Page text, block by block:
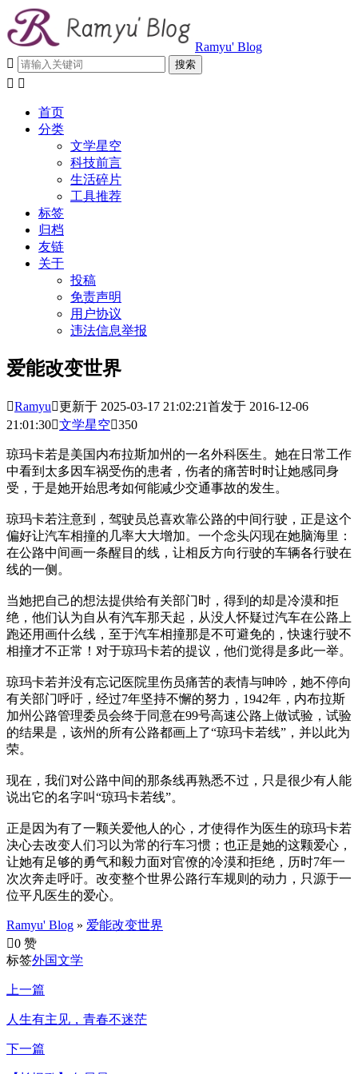
Ramyu' Blog

 
首页
分类
文学星空
科技前言
生活碎片
工具推荐
标签
归档
友链
关于
投稿
免责声明
用户协议
违法信息举报
爱能改变世界
Ramyu更新于 2025-03-17 21:02:21首发于 2016-12-06
21:01:30文学星空350
琼玛卡若是美国内布拉斯加州的一名外科医生。她在日常工作
中看到太多因车祸受伤的患者，伤者的痛苦时时让她感同身
受，于是她开始思考如何能减少交通事故的发生。
琼玛卡若注意到，驾驶员总喜欢靠公路的中间行驶，正是这个
偏好让汽车相撞的几率大大增加。一个念头闪现在她脑海里：
在公路中间画一条醒目的线，让相反方向行驶的车辆各行驶在
线的一侧。
当她把自己的想法提供给有关部门时，得到的却是冷漠和拒
绝，他们认为自从有汽车那天起，从没人怀疑过汽车在公路上
跑还用画什么线，至于汽车相撞那是不可避免的，快速行驶不
相撞才不正常！对于琼玛卡若的提议，他们觉得是多此一举。
琼玛卡若并没有忘记医院里伤员痛苦的表情与呻吟，她不停向
有关部门呼吁，经过7年坚持不懈的努力，1942年，内布拉斯
加州公路管理委员会终于同意在99号高速公路上做试验，试验
的结果是，该州的所有公路都画上了“琼玛卡若线”，并以此为
荣。
现在，我们对公路中间的那条线再熟悉不过，只是很少有人能
说出它的名字叫“琼玛卡若线”。
正是因为有了一颗关爱他人的心，才使得作为医生的琼玛卡若
决心去改变人们习以为常的行车习惯；也正是她的这颗爱心，
让她有足够的勇气和毅力面对官僚的冷漠和拒绝，历时7年一
次次奔走呼吁。改变整个世界公路行车规则的动力，只源于一
位平凡医生的爱心。
Ramyu' Blog » 爱能改变世界
0 赞
标签外国文学
上一篇
人生有主见，青春不迷茫
下一篇